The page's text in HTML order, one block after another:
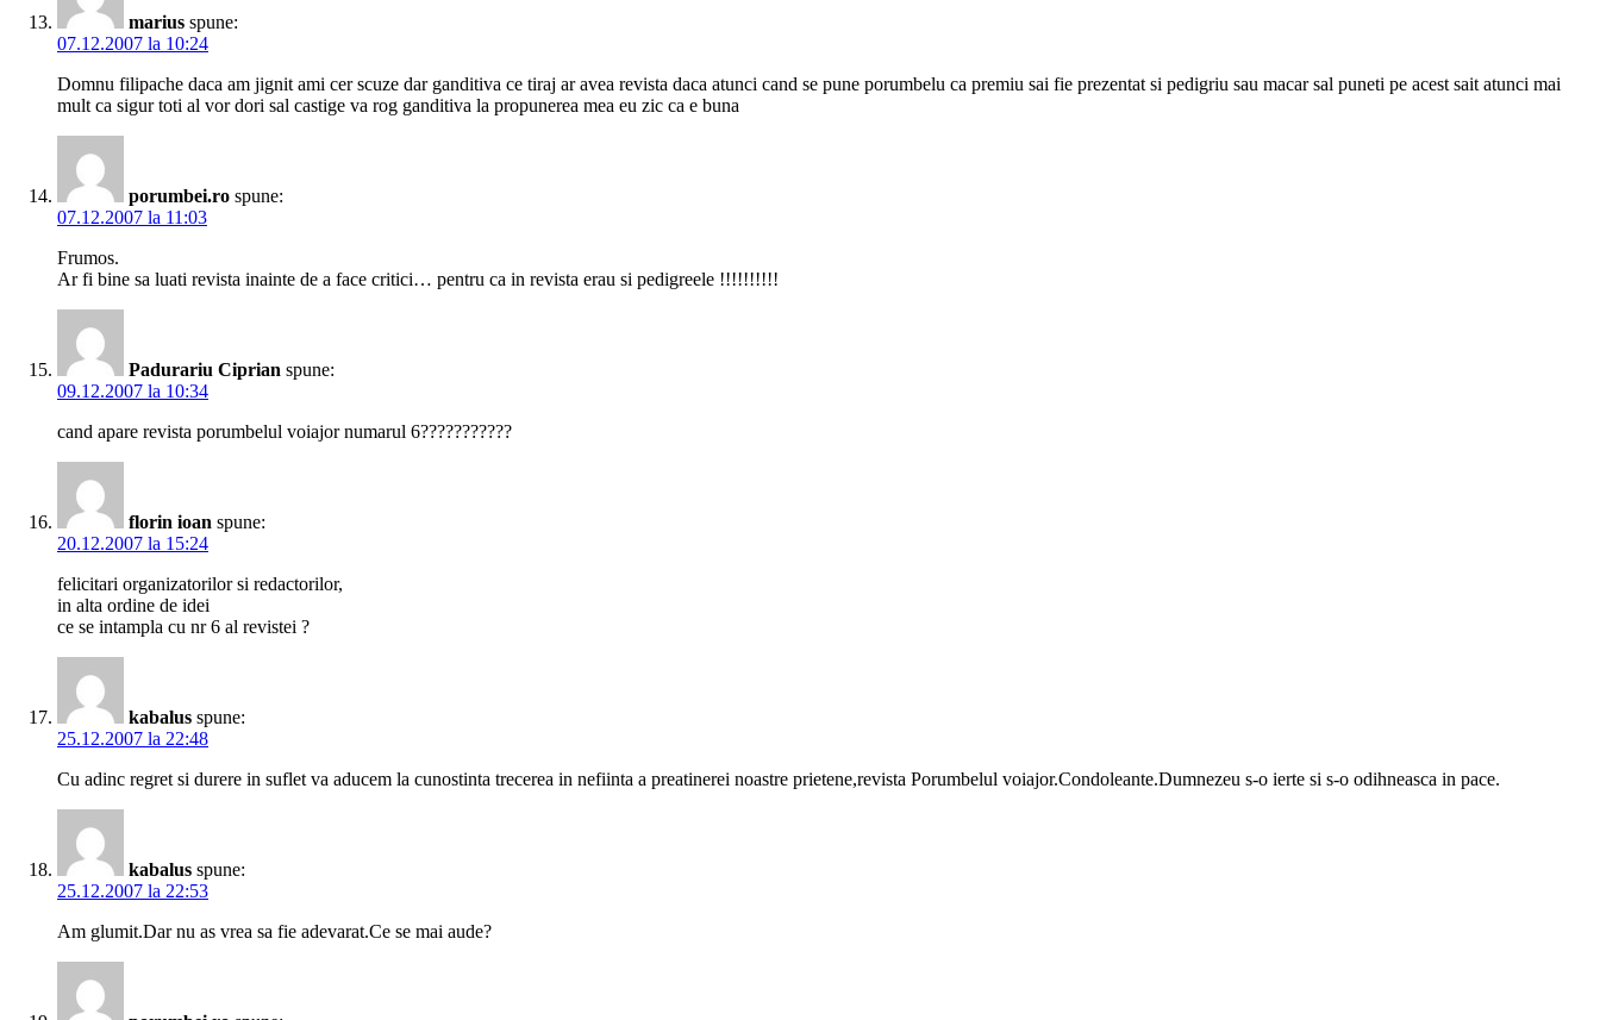
marius spune:
07.12.2007 la 10:24
Domnu filipache daca am jignit ami cer scuze dar ganditiva ce tiraj ar avea revista daca atunci cand se pune porumbelu ca premiu sai fie prezentat si pedigriu sau macar sal puneti pe acest sait atunci mai
mult ca sigur toti al vor dori sal castige va rog ganditiva la propunerea mea eu zic ca e buna
porumbei.ro spune:
07.12.2007 la 11:03
Frumos.
Ar fi bine sa luati revista inainte de a face critici… pentru ca in revista erau si pedigreele !!!!!!!!!!
Padurariu Ciprian spune:
09.12.2007 la 10:34
cand apare revista porumbelul voiajor numarul 6???????????
florin ioan spune:
20.12.2007 la 15:24
felicitari organizatorilor si redactorilor,
in alta ordine de idei
ce se intampla cu nr 6 al revistei ?
kabalus spune:
25.12.2007 la 22:48
Cu adinc regret si durere in suflet va aducem la cunostinta trecerea in nefiinta a preatinerei noastre prietene,revista Porumbelul voiajor.Condoleante.Dumnezeu s-o ierte si s-o odihneasca in pace.
kabalus spune:
25.12.2007 la 22:53
Am glumit.Dar nu as vrea sa fie adevarat.Ce se mai aude?